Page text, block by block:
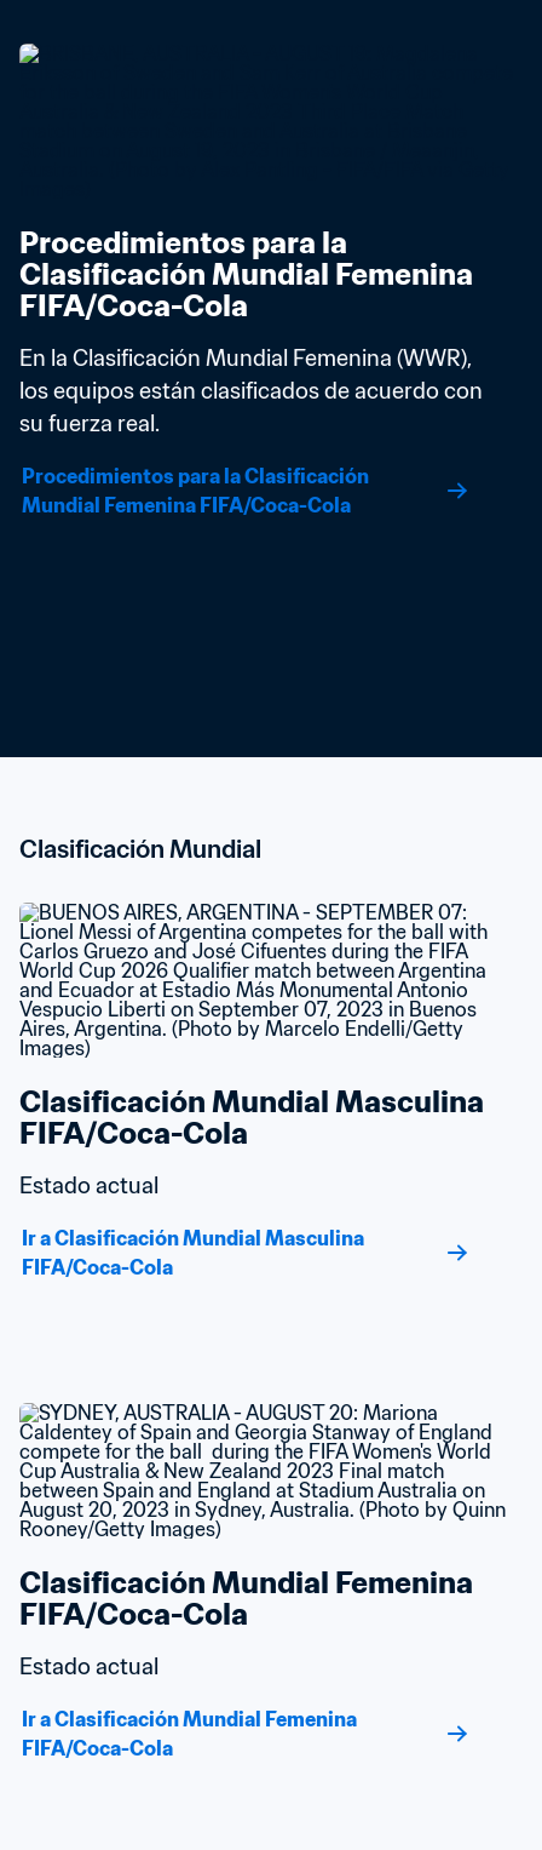
Procedimientos para la
Clasificación Mundial Femenina
FIFA/Coca-Cola
En la Clasificación Mundial Femenina (WWR),
los equipos están clasificados de acuerdo con
su fuerza real.
Procedimientos para la Clasificación
Mundial Femenina FIFA/Coca-Cola
Clasificación Mundial
Clasificación Mundial Masculina
FIFA/Coca-Cola
Estado actual
Ir a Clasificación Mundial Masculina
FIFA/Coca-Cola
Clasificación Mundial Femenina
FIFA/Coca-Cola
Estado actual
Ir a Clasificación Mundial Femenina
FIFA/Coca-Cola